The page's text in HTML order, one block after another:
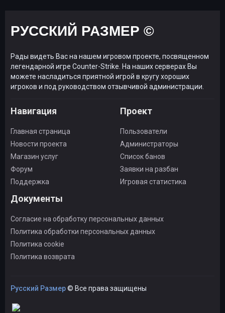
РУССКИЙ РАЗМЕР ©
Рады видеть Вас на нашем игровом проекте, посвященном
легендарной игре Counter-Strike. На наших серверах Вы
можете насладиться приятной игрой в кругу хороших
игроков и под руководством отзывчивой администрации.
Навигация
Главная страница
Новости проекта
Магазин услуг
Форум
Поддержка
Проект
Пользователи
Администраторы
Список банов
Заявки на разбан
Игровая статистика
Документы
Согласие на обработку персональных данных
Политика обработки персональных данных
Политика cookie
Политика возврата
Русский Размер© Все права защищены